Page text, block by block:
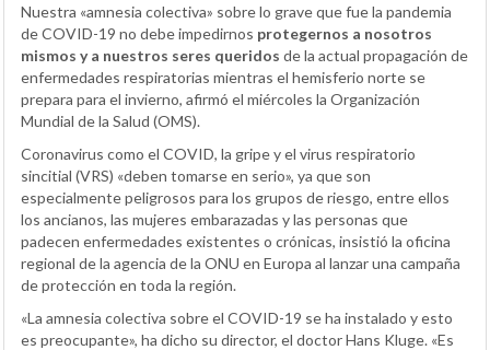
Nuestra «amnesia colectiva» sobre lo grave que fue la pandemia
de COVID-19 no debe impedirnos protegernos a nosotros
mismos y a nuestros seres queridos de la actual propagación de
enfermedades respiratorias mientras el hemisferio norte se
prepara para el invierno, afirmó el miércoles la Organización
Mundial de la Salud (OMS).
Coronavirus como el COVID, la gripe y el virus respiratorio
sincitial (VRS) «deben tomarse en serio», ya que son
especialmente peligrosos para los grupos de riesgo, entre ellos
los ancianos, las mujeres embarazadas y las personas que
padecen enfermedades existentes o crónicas, insistió la oficina
regional de la agencia de la ONU en Europa al lanzar una campaña
de protección en toda la región.
«La amnesia colectiva sobre el COVID-19 se ha instalado y esto
es preocupante», ha dicho su director, el doctor Hans Kluge. «Es